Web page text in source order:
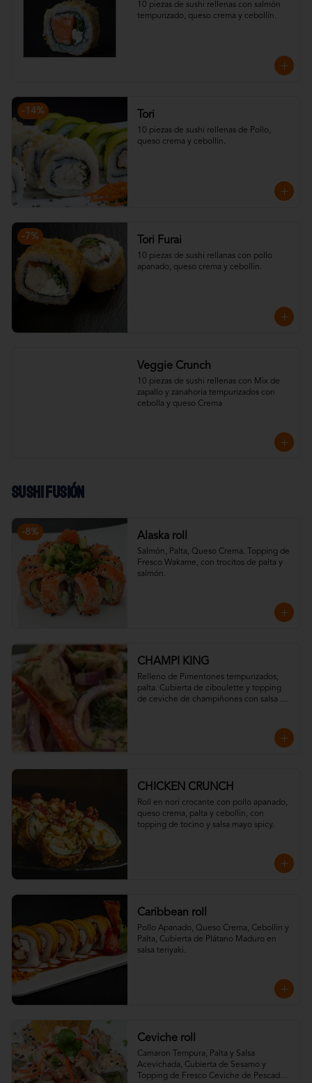
10 piezas de sushi rellenas con salmón
tempurizado, queso crema y cebollín.
-14% Tori
10 piezas de sushi rellenas de Pollo,
queso crema y cebollín.
-7% Tori Furai
10 piezas de sushi rellanas con pollo
apanado, queso crema y cebollín.
Veggie Crunch
10 piezas de sushi rellenas con Mix de
zapallo y zanahoria tempurizados con
cebolla y queso Crema
Sushi Fusión
-8% Alaska roll
Salmón, Palta, Queso Crema. Topping de
Fresco Wakame, con trocitos de palta y
salmón.
CHAMPI KING
Relleno de Pimentones tempurizados,
palta. Cubierta de ciboulette y topping
de ceviche de champiñones con salsa
CHICKEN CRUNCH
Roll en nori crocante con pollo apanado,
queso crema, palta y cebollin, con
topping de tocino y salsa mayo spicy.
Caribbean roll
Pollo Apanado, Queso Crema, Cebollin y
Palta, Cubierta de Plátano Maduro en
salsa teriyaki.
Ceviche roll
Camaron Tempura, Palta y Salsa
Acevichada, Cubierta de Sesamo y
Topping de Fresco Ceviche de Pescado